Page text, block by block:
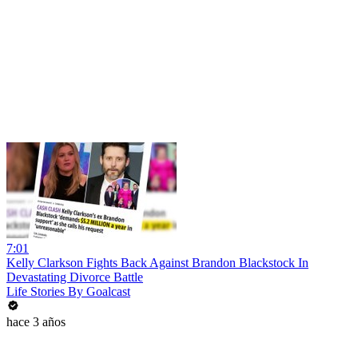
7:01
Kelly Clarkson Fights Back Against Brandon Blackstock In
Devastating Divorce Battle
Life Stories By Goalcast
hace 3 años